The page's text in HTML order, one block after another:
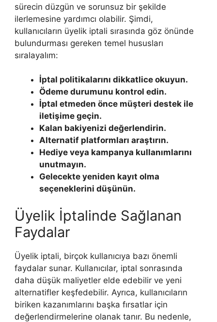
sürecin düzgün ve sorunsuz bir şekilde
ilerlemesine yardımcı olabilir. Şimdi,
kullanıcıların üyelik iptali sırasında göz önünde
bulundurması gereken temel hususları
sıralayalım:
İptal politikalarını dikkatlice okuyun.
Ödeme durumunu kontrol edin.
İptal etmeden önce müşteri destek ile
iletişime geçin.
Kalan bakiyenizi değerlendirin.
Alternatif platformları araştırın.
Hediye veya kampanya kullanımlarını
unutmayın.
Gelecekte yeniden kayıt olma
seçeneklerini düşünün.
Üyelik İptalinde Sağlanan
Faydalar
Üyelik iptali, birçok kullanıcıya bazı önemli
faydalar sunar. Kullanıcılar, iptal sonrasında
daha düşük maliyetler elde edebilir ve yeni
alternatifler keşfedebilir. Ayrıca, kullanıcıların
biriken kazanımlarını başka fırsatlar için
değerlendirmelerine olanak tanır. Bu nedenle,